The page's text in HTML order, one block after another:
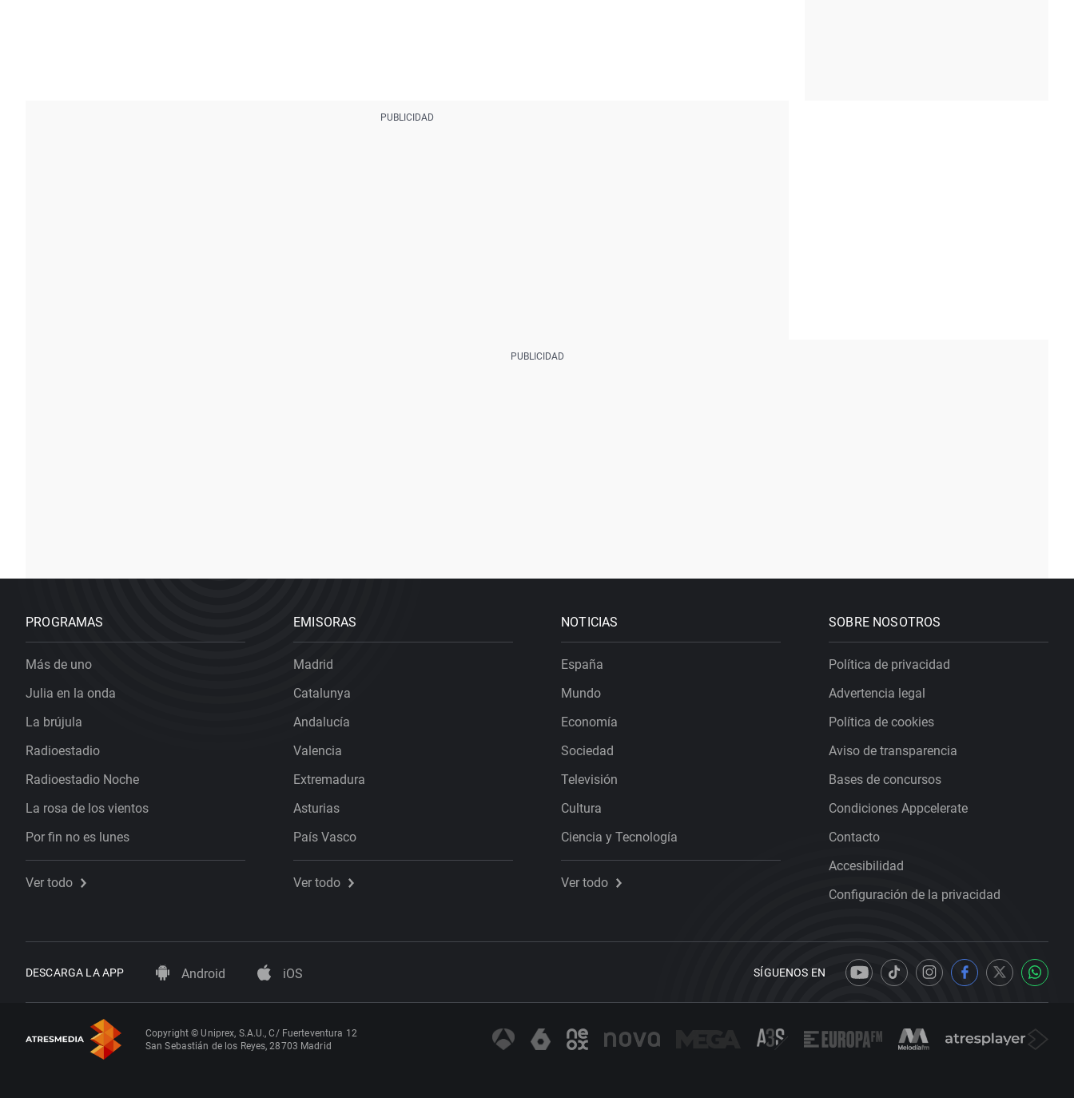
PROGRAMAS
Más de uno
Julia en la onda
La brújula
Radioestadio
Radioestadio Noche
La rosa de los vientos
Por fin no es lunes
Ver todo
EMISORAS
Madrid
Catalunya
Andalucía
Valencia
Extremadura
Asturias
País Vasco
Ver todo
NOTICIAS
España
Mundo
Economía
Sociedad
Televisión
Cultura
Ciencia y Tecnología
Ver todo
SOBRE NOSOTROS
Política de privacidad
Advertencia legal
Política de cookies
Aviso de transparencia
Bases de concursos
Condiciones Appcelerate
Contacto
Accesibilidad
Configuración de la privacidad
DESCARGA LA APP Android iOS SÍGUENOS EN
Copyright © Uniprex, S.A.U., C/ Fuerteventura 12
San Sebastián de los Reyes, 28703 Madrid